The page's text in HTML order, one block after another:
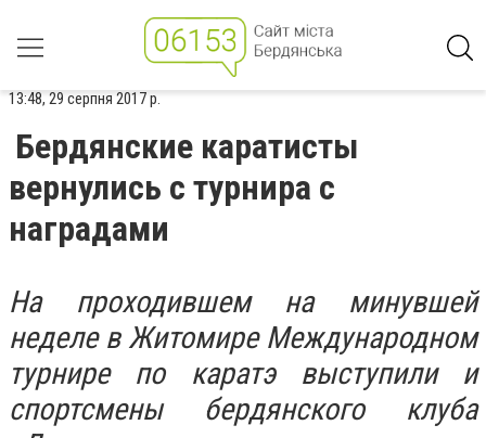
13:48, 29 серпня 2017 р.
Бердянские каратисты
вернулись с турнира с
наградами
На проходившем на минувшей
неделе в Житомире Международном
турнире по каратэ выступили и
спортсмены бердянского клуба